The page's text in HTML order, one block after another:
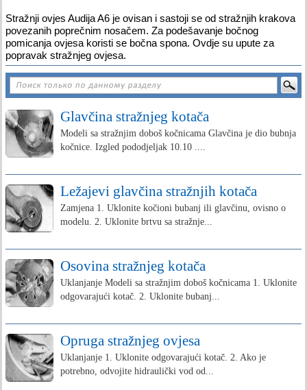
Stražnji ovjes Audija A6 je ovisan i sastoji se od stražnjih krakova
povezanih poprečnim nosačem. Za podešavanje bočnog
pomicanja ovjesa koristi se bočna spona. Ovdje su upute za
popravak stražnjeg ovjesa.
Glavčina stražnjeg kotača
Modeli sa stražnjim doboš kočnicama Glavčina je dio bubnja
kočnice. Izgled pododjeljak 10.10 ....
Ležajevi glavčina stražnjih kotača
Zamjena 1. Uklonite kočioni bubanj ili glavčinu, ovisno o
modelu. 2. Uklonite brtvu sa stražnje...
Osovina stražnjeg kotača
Uklanjanje Modeli sa stražnjim doboš kočnicama 1. Uklonite
odgovarajući kotač. 2. Uklonite bubanj...
Opruga stražnjeg ovjesa
Uklanjanje 1. Uklonite odgovarajući kotač. 2. Ako je
potrebno, odvojite hidraulički vod od...